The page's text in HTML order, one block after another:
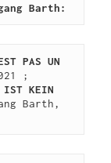
Barth:
PAS UN
;
IST KEIN
Barth,